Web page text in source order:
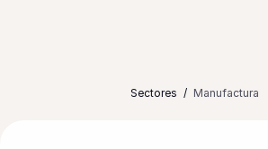
Sectores Manufactura